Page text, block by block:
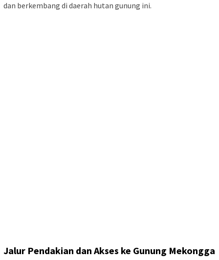
dan berkembang di daerah hutan gunung ini.
Jalur Pendakian dan Akses ke Gunung Mekongga